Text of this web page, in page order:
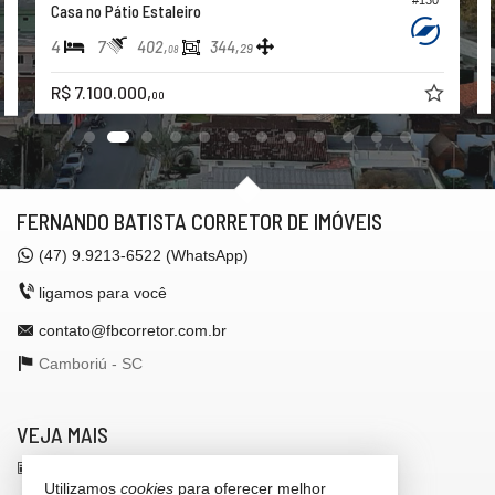
Casa no Pátio Estaleiro
4 7 402,08 344,29
R$ 7.100.000,00
FERNANDO BATISTA CORRETOR DE IMÓVEIS
(47) 9.9213-6522 (WhatsApp)
ligamos para você
contato@fbcorretor.com.br
Camboriú - SC
VEJA MAIS
Utilizamos cookies para oferecer melhor